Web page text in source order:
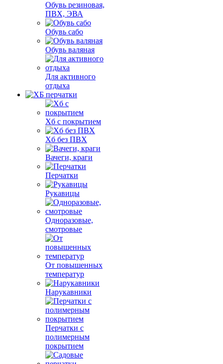
Обувь резиновая,
ПВХ, ЭВА
Обувь сабо
Обувь валяная
Для активного
отдыха
Хб с покрытием
Хб без ПВХ
Вачеги, краги
Перчатки
Рукавицы
Одноразовые,
смотровые
От повышенных
температур
Нарукавники
Перчатки с
полимерным
покрытием